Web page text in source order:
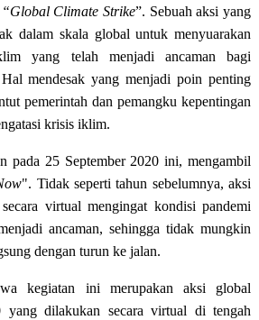
“Global Climate Strike”. Sebuah aksi yang
dalam skala global untuk menyuarakan
yang telah menjadi ancaman bagi
mendesak yang menjadi poin penting
pemerintah dan pemangku kepentingan
krisis iklim.
pada 25 September 2020 ini, mengambil
". Tidak seperti tahun sebelumnya, aksi
virtual mengingat kondisi pandemi
ancaman, sehingga tidak mungkin
dengan turun ke jalan.
kegiatan ini merupakan aksi global
yang dilakukan secara virtual di tengah